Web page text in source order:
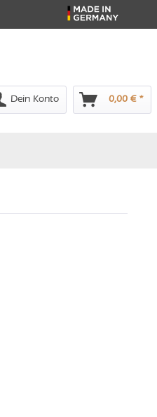
Dein Konto 0,00 € *